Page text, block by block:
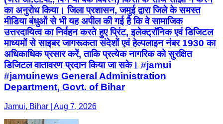
का अनुरोध किया। जिला प्रशासन, जमुई द्वारा जिले के समस्त
मीडिया बंधुओं से भी यह अपील की गई है कि वे सामाजिक
उत्तरदायित्व का निर्वहन करते हुए प्रिंट, इलेक्ट्रॉनिक एवं डिजिटल
माध्यमों से साइबर जागरूकता संदेशों एवं हेल्पलाइन नंबर 1930 का
अधिकाधिक प्रसार करें, ताकि प्रत्येक नागरिक को सुरक्षित
डिजिटल वातावरण प्रदान किया जा सके। #jamui
#jamuinews General Administration
Department, Govt. of Bihar
Jamui, Bihar | Aug 7, 2026